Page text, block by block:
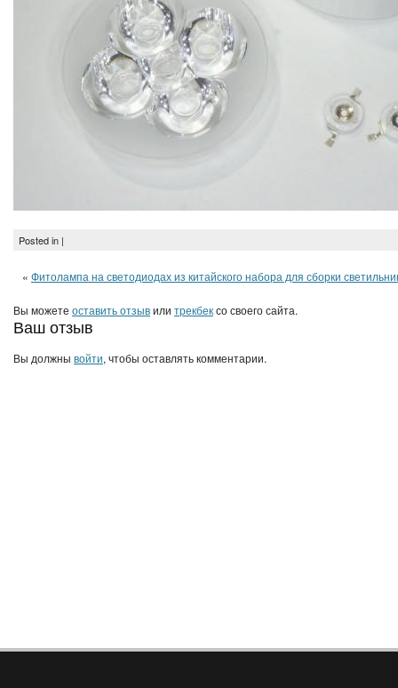
Posted in |
« Фитолампа на светодиодах из китайского набора для сборки
Вы можете оставить отзывили трекбексо своего сайта.
Ваш отзыв
Вы должны войти, чтобы оставлять комментарии.